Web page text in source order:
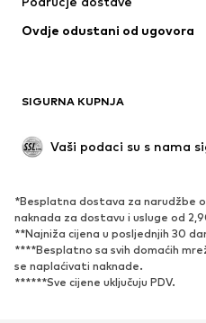
Donje rublje
Kaputi
Posebne prigode
OBUĆA
Novo
Tenisice
Ovdje odustani od ugovora
SIGURNA KUPNJA
Vaši podaci su s nama
*Besplatna dostava za narudžbe
naknada za dostavu i usluge od
**Najniža cijena u posljednjih 30
****Besplatno sa svih domaćih
se naplaćivati ​​naknade.
******Sve cijene uključuju PDV.